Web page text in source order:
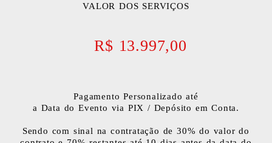
VALOR DOS SERVIÇOS
R$ 13.997,00
Pagamento Personalizado até
a Data do Evento via PIX / Depósito em Conta.
Sendo com sinal na contratação de 30% do valor do